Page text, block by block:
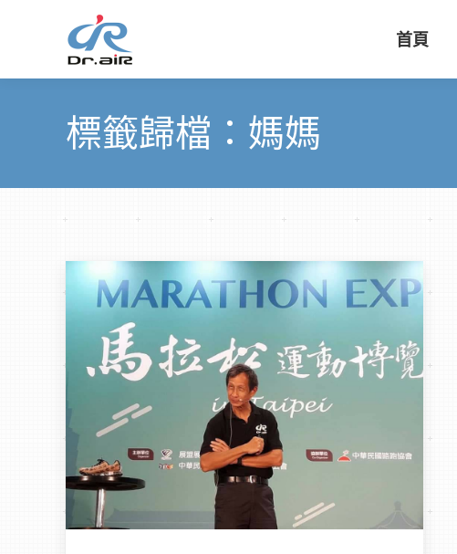
首頁
標籤歸檔： 媽媽